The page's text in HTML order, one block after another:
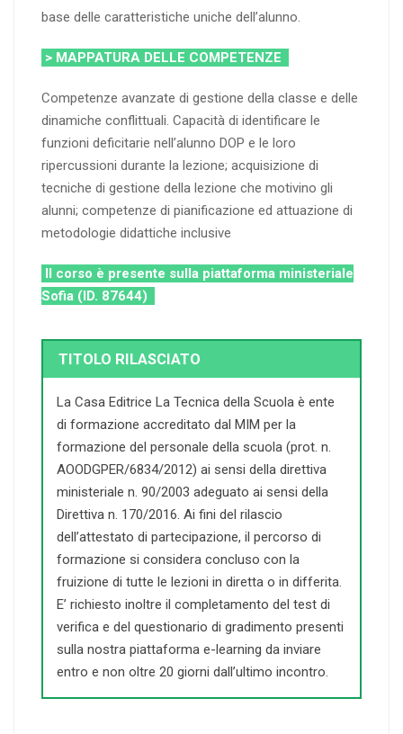
base delle caratteristiche uniche dell’alunno.
> MAPPATURA DELLE COMPETENZE
Competenze avanzate di gestione della classe e delle
dinamiche conflittuali. Capacità di identificare le
funzioni deficitarie nell’alunno DOP e le loro
ripercussioni durante la lezione; acquisizione di
tecniche di gestione della lezione che motivino gli
alunni; competenze di pianificazione ed attuazione di
metodologie didattiche inclusive
Il corso è presente sulla piattaforma ministeriale
Sofia (ID. 87644)
TITOLO RILASCIATO
La Casa Editrice La Tecnica della Scuola è ente
di formazione accreditato dal MIM per la
formazione del personale della scuola (prot. n.
AOODGPER/6834/2012) ai sensi della direttiva
ministeriale n. 90/2003 adeguato ai sensi della
Direttiva n. 170/2016. Ai fini del rilascio
dell’attestato di partecipazione, il percorso di
formazione si considera concluso con la
fruizione di tutte le lezioni in diretta o in differita.
E’ richiesto inoltre il completamento del test di
verifica e del questionario di gradimento presenti
sulla nostra piattaforma e-learning da inviare
entro e non oltre 20 giorni dall’ultimo incontro.